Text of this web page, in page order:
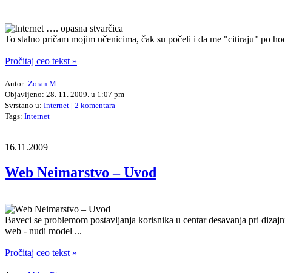
To stalno pričam mojim učenicima, čak su počeli i da me "citiraju" po
Pročitaj ceo tekst »
Autor: Zoran M
Objavljeno: 28. 11. 2009. u 1:07 pm
Svrstano u: Internet | 2 komentara
Tags: Internet
16.11.2009
Web Neimarstvo – Uvod
Baveci se problemom postavljanja korisnika u centar desavanja pri
web - nudi model ...
Pročitaj ceo tekst »